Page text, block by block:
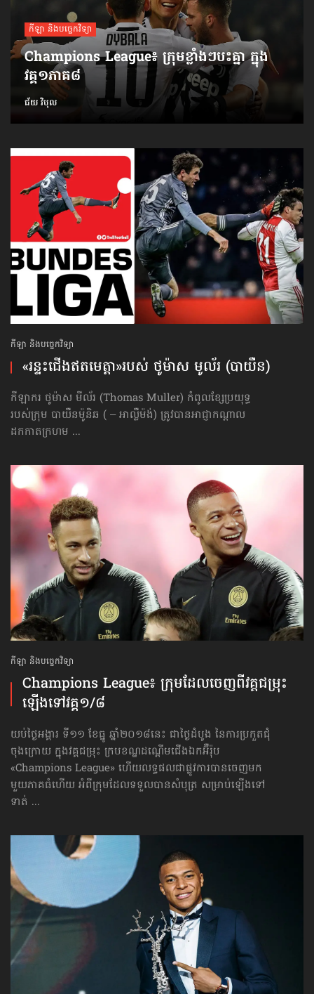
កីឡា និងបច្ចេកវិទ្យា
Champions League៖ ក្រុម​ខ្លាំងៗ​បះ​គ្នា ក្នុង​
វគ្គ១ភាគ៨
ជ័យ វិបុល
កីឡា និងបច្ចេកវិទ្យា
«រន្ទះជើងឥតមេត្តា»របស់ ថូម៉ាស មូល័រ (បាយឺន)
កីឡាករ ថូម៉ាស មីល័រ (Thomas Muller) កំពូលខ្សែប្រយុទ្ធ
របស់ក្រុម បាយឺនម៉ូនិឆ ( – អាល្លឺម៉ង់) ត្រូវបានអាជ្ញាកណ្ដាល
ដកកាតក្រហម ...
កីឡា និងបច្ចេកវិទ្យា
Champions League៖ ក្រុម​ដែល​ចេញ​ពី​វគ្គ​ជម្រុះ
ឡើង​ទៅ​វគ្គ១/៨
យប់ថ្ងៃអង្គារ ទី១១ ខែធ្នូ ឆ្នាំ២០១៨នេះ ជាថ្ងៃដំបូង នៃការប្រកួតជុំ
ចុងក្រោយ ក្នុងវគ្គជម្រុះ ក្របខណ្ឌដណ្ដើមជើងឯកអ៊ឺរ៉ុប
«Champions League» ហើយលទ្ធផលជាផ្លូវការបានចេញ​មក
មួយភាគធំហើយ អំពីក្រុមដែលទទួលបានសំបុត្រ សម្រាប់ឡើងទៅ
ទាត់ ...